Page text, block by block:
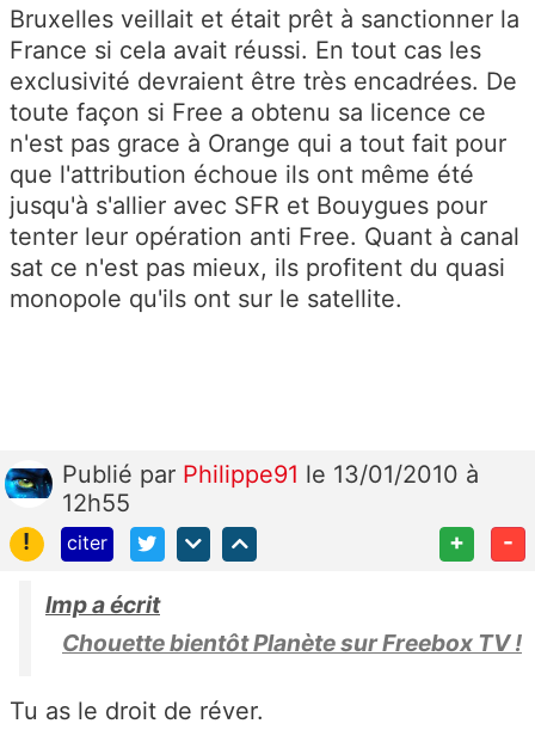
Bruxelles veillait et était prêt à sanctionner la
France si cela avait réussi. En tout cas les
exclusivité devraient être très encadrées. De
toute façon si Free a obtenu sa licence ce
n'est pas grace à Orange qui a tout fait pour
que l'attribution échoue ils ont même été
jusqu'à s'allier avec SFR et Bouygues pour
tenter leur opération anti Free. Quant à canal
sat ce n'est pas mieux, ils profitent du quasi
monopole qu'ils ont sur le satellite.
Publié par Philippe91 le 13/01/2010 à
12h55
!
citer + -
lmp a écrit
Chouette bientôt Planète sur Freebox TV !
Tu as le droit de réver.